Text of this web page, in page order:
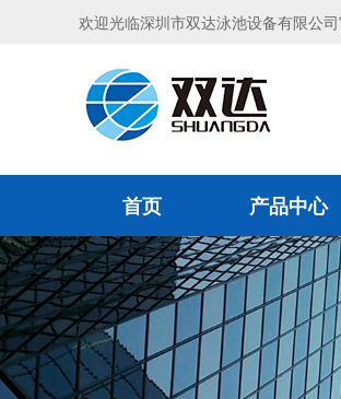
欢迎光临深圳市双达泳池设备有限公
首页 产品中心